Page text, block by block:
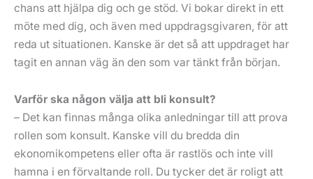
chans att hjälpa dig och ge stöd. Vi bokar direkt in ett
möte med dig, och även med uppdragsgivaren, för att
reda ut situationen. Kanske är det så att uppdraget har
tagit en annan väg än den som var tänkt från början.
Varför ska någon välja att bli konsult?
– Det kan finnas många olika anledningar till att prova
rollen som konsult. Kanske vill du bredda din
ekonomikompetens eller ofta är rastlös och inte vill
hamna i en förvaltande roll. Du tycker det är roligt att